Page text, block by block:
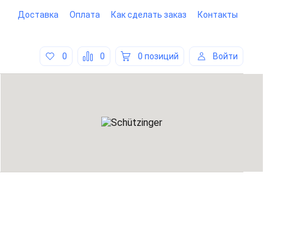
Доставка Оплата Как сделать заказ Контакты
0 0 0 позиций Войти